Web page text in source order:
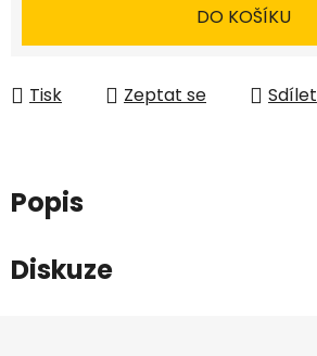
DO KOŠÍKU
Tisk Zeptat se Sdílet
Popis
Diskuze